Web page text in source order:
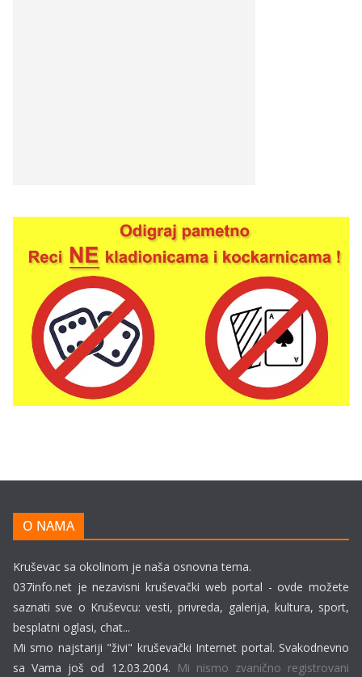
O NAMA
Kruševac sa okolinom je naša osnovna tema.
037info.net je nezavisni kruševački web portal - ovde možete
saznati sve o Kruševcu: vesti, privreda, galerija, kultura, sport,
besplatni oglasi, chat...
Mi smo najstariji "živi" kruševački Internet portal. Svakodnevno
sa Vama još od 12.03.2004. Mi nismo zvanično registrovani